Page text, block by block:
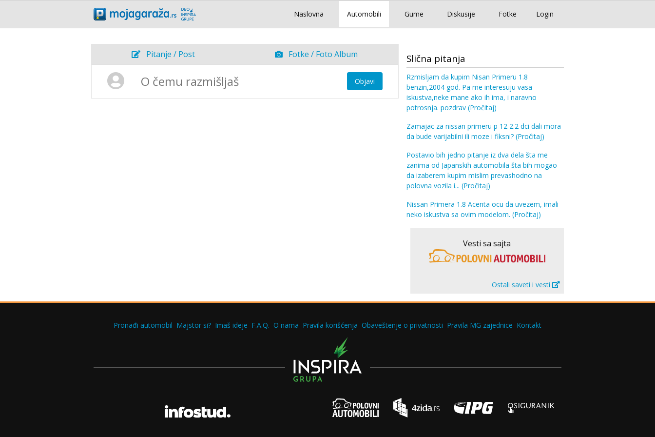
Login
Naslovna Automobili Gume Diskusije Fotke
Pitanje / Post Fotke / Foto Album
Objavi
Slična pitanja
Rzmisljam da kupim Nisan Primeru 1.8
benzin,2004 god. Pa me interesuju vasa
iskustva,neke mane ako ih ima, i naravno
potrosnja. pozdrav (Pročitaj)
Zamajac za nissan primeru p 12 2.2 dci dali mora
da bude varijabilni ili moze i fiksni? (Pročitaj)
Postavio bih jedno pitanje iz dva dela šta me
zanima od Japanskih automobila šta bih mogao
da izaberem kupim mislim prevashodno na
polovna vozila i... (Pročitaj)
Nissan Primera 1.8 Acenta ocu da uvezem, imali
neko iskustva sa ovim modelom. (Pročitaj)
Vesti sa sajta
Ostali saveti i vesti
Pronađi automobil Majstor si? Imaš ideje F.A.Q. O nama Pravila korišćenja Obaveštenje o privatnosti Pravila MG zajednice Kontakt